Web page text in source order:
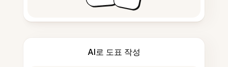
AI로 도표 작성